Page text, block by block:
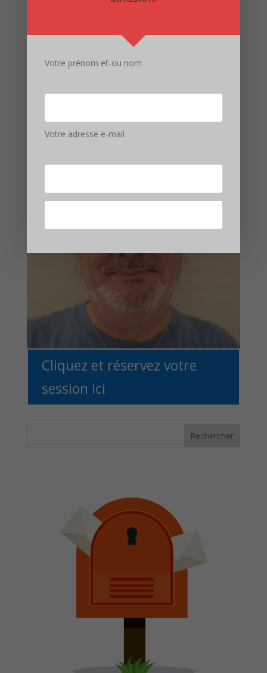
le navigateur pour mon prochain commentaire.
Cliquez et réservez votre
session ici
Rechercher
Votre prénom et-ou nom
Votre adresse e-mail